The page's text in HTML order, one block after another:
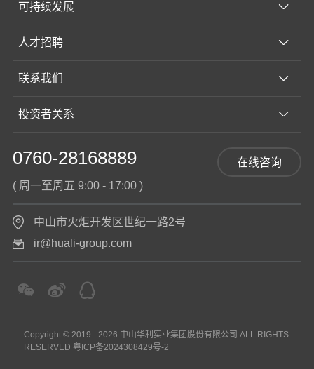
可持续发展
人才招聘
联系我们
投资者关系
0760-28168889
( 周一至周五 9:00 - 17:00 )
在线咨询
中山市火炬开发区世纪一路2号
ir@huali-group.com
Copyright © 2019 - 2026 中山华利实业集团股份有限公司 ALL RIGHTS
RESERVED 粤ICP备2024308429号-2